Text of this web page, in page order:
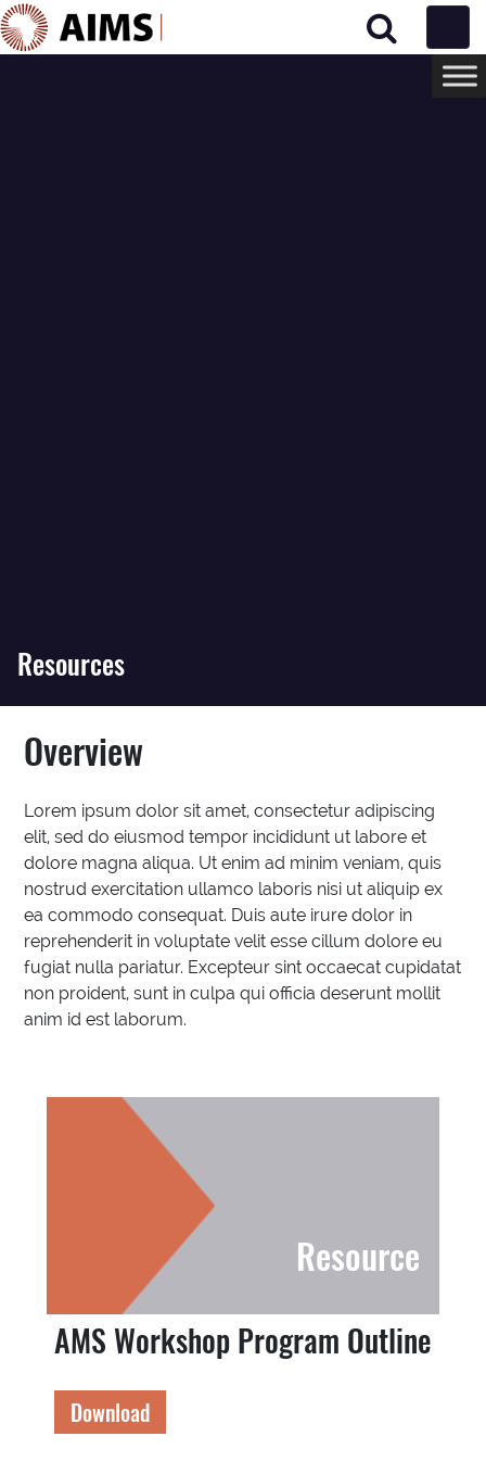
Resources
Overview
Lorem ipsum dolor sit amet, consectetur adipiscing
elit, sed do eiusmod tempor incididunt ut labore et
dolore magna aliqua. Ut enim ad minim veniam, quis
nostrud exercitation ullamco laboris nisi ut aliquip ex
ea commodo consequat. Duis aute irure dolor in
reprehenderit in voluptate velit esse cillum dolore eu
fugiat nulla pariatur. Excepteur sint occaecat cupidatat
non proident, sunt in culpa qui officia deserunt mollit
anim id est laborum.
Resource
AMS Workshop Program Outline
Download